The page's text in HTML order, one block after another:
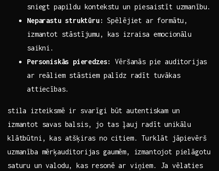
sniegt papildu kontekstu‍ un piesaistīt uzmanību.
Neparastu⁢ struktūru: Spēlējiet ar formātu,⁣
izmantot stāstījumu, kas izraisa emocionālu
saikni.
Personiskās ⁤pieredzes:
Vēršanās pie auditorijas
ar reāliem stāstiem​ palīdz radīt tuvākas⁤
attiecības.
stila izteiksmē ir svarīgi būt⁢ autentiskam un ​
izmantot savas balsis, jo tas ļauj radīt ⁢unikālu
klātbūtni, kas atšķiras no ⁢citiem.‌ Turklāt jāpievērš
uzmanība mērķauditorijas gaumēm, ⁤izmantojot pielāgotu
saturu ​un valodu,‍ kas​ resonē ar‍ viņiem. Ja vēlaties